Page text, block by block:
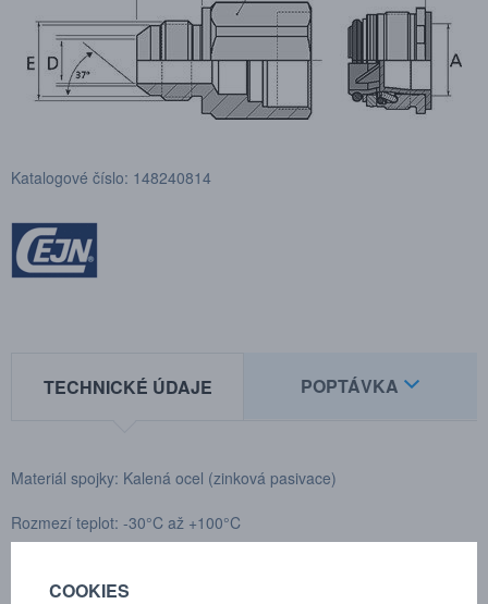
Katalogové číslo: 148240814
TECHNICKÉ ÚDAJE POPTÁVKA
Materiál spojky: Kalená ocel (zinková pasivace)
Rozmezí teplot: -30°C až +100°C
COOKIES